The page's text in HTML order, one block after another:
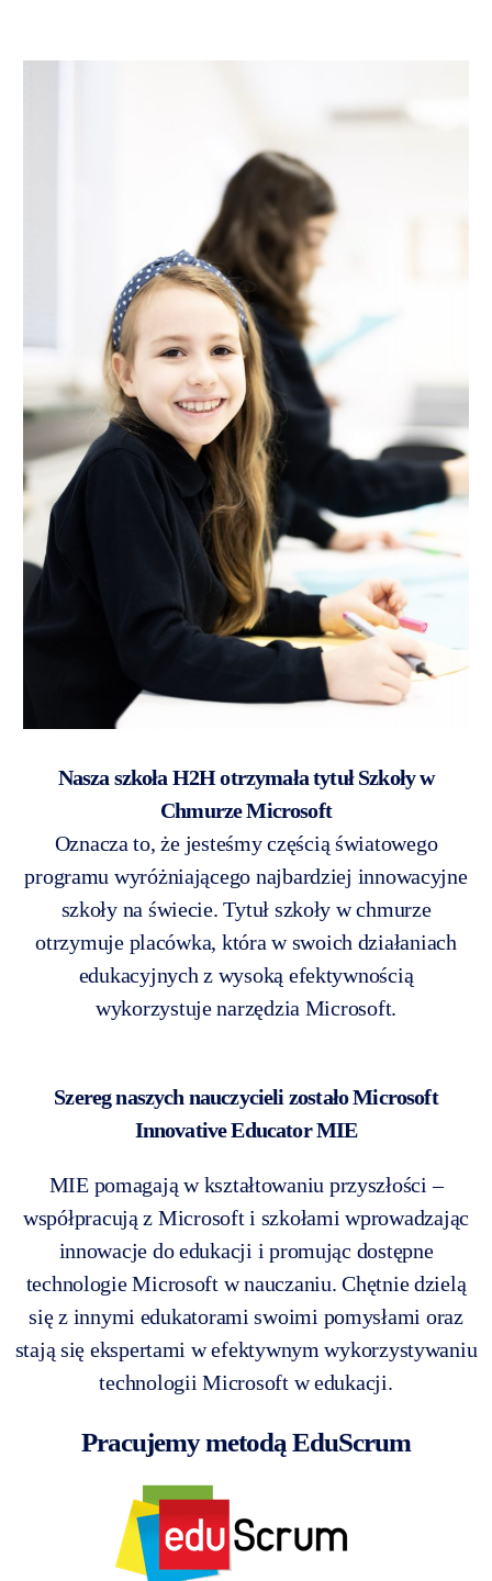
Nasza szkoła H2H otrzymała tytuł Szkoły w
Chmurze Microsoft
Oznacza to, że jesteśmy częścią światowego
programu wyróżniającego najbardziej innowacyjne
szkoły na świecie. Tytuł szkoły w chmurze
otrzymuje placówka, która w swoich działaniach
edukacyjnych z wysoką efektywnością
wykorzystuje narzędzia Microsoft.
Szereg naszych nauczycieli zostało Microsoft
Innovative Educator MIE
MIE pomagają w kształtowaniu przyszłości –
współpracują z Microsoft i szkołami wprowadzając
innowacje do edukacji i promując dostępne
technologie Microsoft w nauczaniu. Chętnie dzielą
się z innymi edukatorami swoimi pomysłami oraz
stają się ekspertami w efektywnym wykorzystywaniu
technologii Microsoft w edukacji.
Pracujemy metodą EduScrum